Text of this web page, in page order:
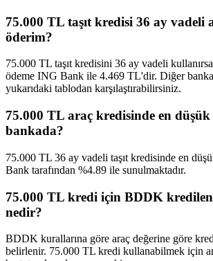
75.000 TL taşıt kredisi 36 ay vadeli
öderim?
75.000 TL taşıt kredisini 36 ay vadeli
ödeme ING Bank ile 4.469 TL'dir. Diğer
yukarıdaki tablodan karşılaştırabilirsiniz.
75.000 TL araç kredisinde en
bankada?
75.000 TL 36 ay vadeli taşıt kredisinde en
Bank tarafından %4.89 ile sunulmaktadır.
75.000 TL kredi için BDDK
nedir?
BDDK kurallarına göre araç değerine göre
belirlenir. 75.000 TL kredi kullanabilmek için